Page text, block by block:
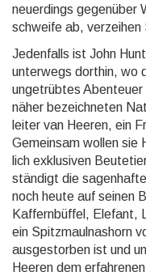
neuer­dings gegen­über
schweife ab, verzeihen
Jedenfalls ist John
unterwegs dorthin, wo
unge­trübtes
näher bezeich­neten
leiter van Heeren, ein
Gemeinsam wollen sie
lich exklu­siven
stän­digt die
noch heute auf seinen
Kaffern­büffel, Elefant,
ein Spitz­maul­nas­horn
ausge­stor­ben ist und
Heeren dem